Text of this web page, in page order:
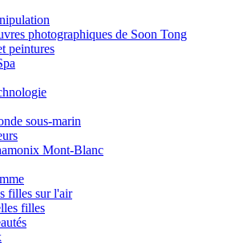
photographiques de Soon Tong
peintures
sous-marin
Mont-Blanc
filles sur l'air
filles